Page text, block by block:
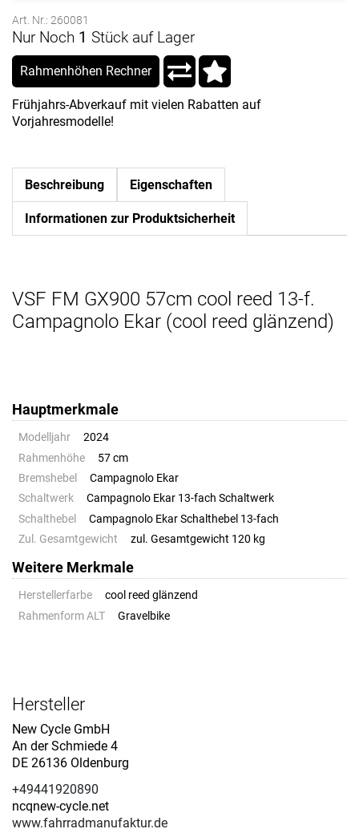
Art. Nr.: 260081
Nur Noch 1 Stück auf Lager
Rahmenhöhen Rechner
Frühjahrs-Abverkauf mit vielen Rabatten auf
Vorjahresmodelle!
Beschreibung Eigenschaften
Informationen zur Produktsicherheit
VSF FM GX900 57cm cool reed 13-f.
Campagnolo Ekar (cool reed glänzend)
Hauptmerkmale
Modelljahr
2024
Rahmenhöhe
57 cm
Bremshebel
Campagnolo Ekar
Schaltwerk
Campagnolo Ekar 13-fach Schaltwerk
Schalthebel
Campagnolo Ekar Schalthebel 13-fach
Zul. Gesamtgewicht
zul. Gesamtgewicht 120 kg
Weitere Merkmale
Herstellerfarbe
cool reed glänzend
Rahmenform ALT
Gravelbike
Hersteller
New Cycle GmbH
An der Schmiede 4
DE 26136 Oldenburg
+49441920890
ncqnew-cycle.net
www.fahrradmanufaktur.de